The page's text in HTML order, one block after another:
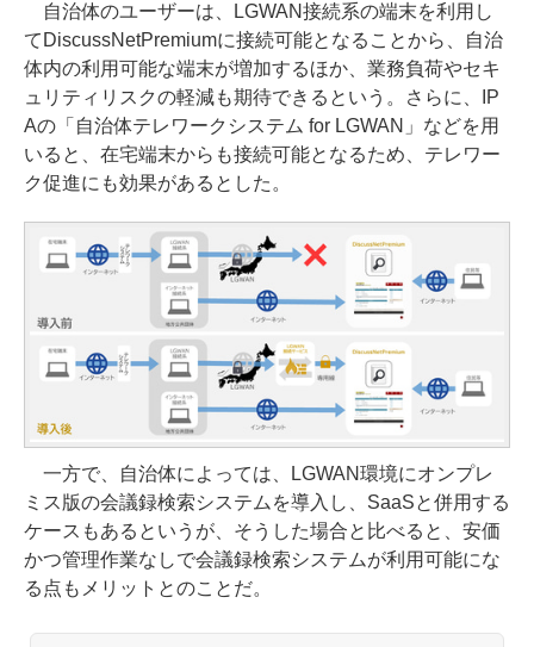
自治体のユーザーは、LGWAN接続系の端末を利用し
てDiscussNetPremiumに接続可能となることから、自治
体内の利用可能な端末が増加するほか、業務負荷やセキ
ュリティリスクの軽減も期待できるという。さらに、IP
Aの「自治体テレワークシステム for LGWAN」などを用
いると、在宅端末からも接続可能となるため、テレワー
ク促進にも効果があるとした。
一方で、自治体によっては、LGWAN環境にオンプレ
ミス版の会議録検索システムを導入し、SaaSと併用する
ケースもあるというが、そうした場合と比べると、安価
かつ管理作業なしで会議録検索システムが利用可能にな
る点もメリットとのことだ。